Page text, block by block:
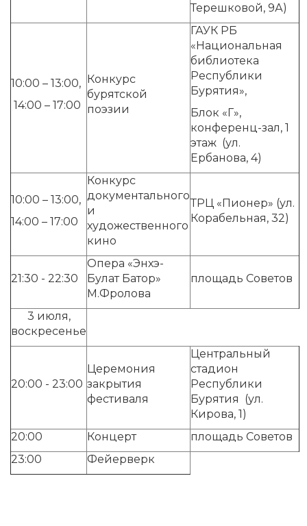
Терешковой, 9А)
10:00 – 13:00,
14:00 – 17:00
Конкурс
бурятской
поэзии
ГАУК РБ
«Национальная
библиотека
Республики
Бурятия»,
Блок «Г»,
конференц-зал, 1
этаж (ул.
Ербанова, 4)
10:00 – 13:00,
14:00 – 17:00
Конкурс
документального
и
художественного
кино
ТРЦ «Пионер» (ул.
Корабельная, 32)
21:30 - 22:30
Опера «Энхэ-
Булат Батор»
М.Фролова
площадь Советов
3 июля,
воскресенье
20:00 - 23:00
Церемония
закрытия
фестиваля
Центральный
стадион
Республики
Бурятия (ул.
Кирова, 1)
20:00
Концерт
площадь Советов
23:00
Фейерверк